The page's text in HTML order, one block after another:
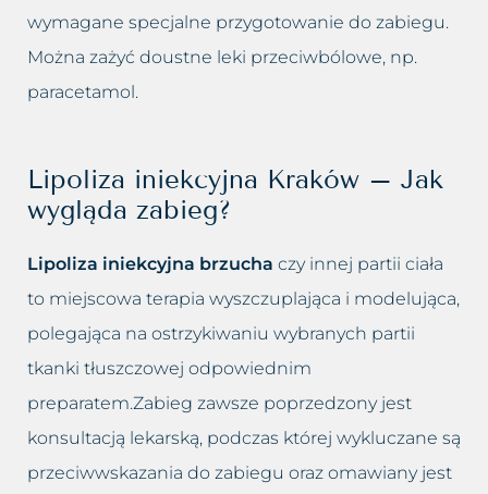
wymagane specjalne przygotowanie do zabiegu.
Można zażyć doustne leki przeciwbólowe, np.
paracetamol.
Lipoliza iniekcyjna Kraków – Jak
wygląda zabieg?
Lipoliza iniekcyjna brzucha czy innej partii ciała
to miejscowa terapia wyszczuplająca i modelująca,
polegająca na ostrzykiwaniu wybranych partii
tkanki tłuszczowej odpowiednim
preparatem.Zabieg zawsze poprzedzony jest
konsultacją lekarską, podczas której wykluczane są
przeciwwskazania do zabiegu oraz omawiany jest